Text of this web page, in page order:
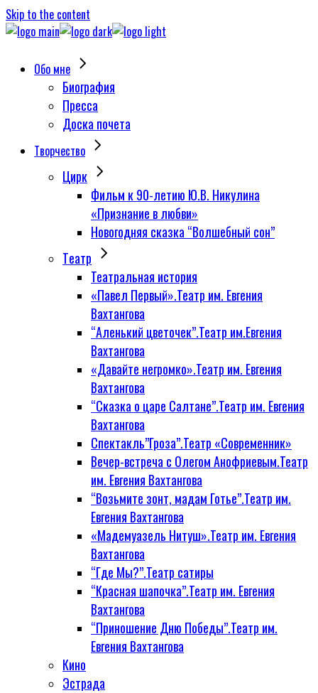
Skip to the content
Обо мне
Биография
Пресса
Доска почета
Творчество
Цирк
Фильм к 90-летию Ю.В. Никулина
«Признание в любви»
Новогодняя сказка “Волшебный сон”
Tеатр
Театральная история
«Павел Первый».Театр им. Евгения
Вахтангова
“Аленький цветочек”.Театр им.Евгения
Вахтангова
«Давайте негромко».Театр им. Евгения
Вахтангова
“Сказка о царе Салтане”.Театр им. Евгения
Вахтангова
Спектакль”Гроза”.Театр «Современник»
Вечер-встреча с Олегом Анофриевым.Театр
им. Евгения Вахтангова
“Возьмите зонт, мадам Готье”.Театр им.
Евгения Вахтангова
«Мадемуазель Нитуш».Театр им. Евгения
Вахтангова
“Где Мы?”.Театр сатиры
“Красная шапочка”.Театр им. Евгения
Вахтангова
“Приношение Дню Победы”.Театр им.
Евгения Вахтангова
Кино
Эстрада